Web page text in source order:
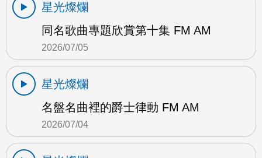
星光燦爛
同名歌曲專題欣賞第十集 FM AM
2026/07/05
星光燦爛
名盤名曲裡的爵士律動 FM AM
2026/07/04